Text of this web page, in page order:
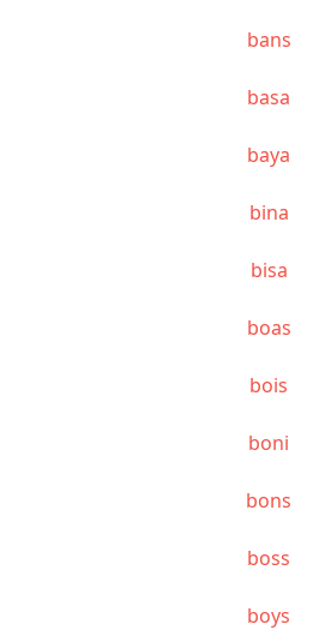
bans
basa
baya
bina
bisa
boas
bois
boni
bons
boss
boys